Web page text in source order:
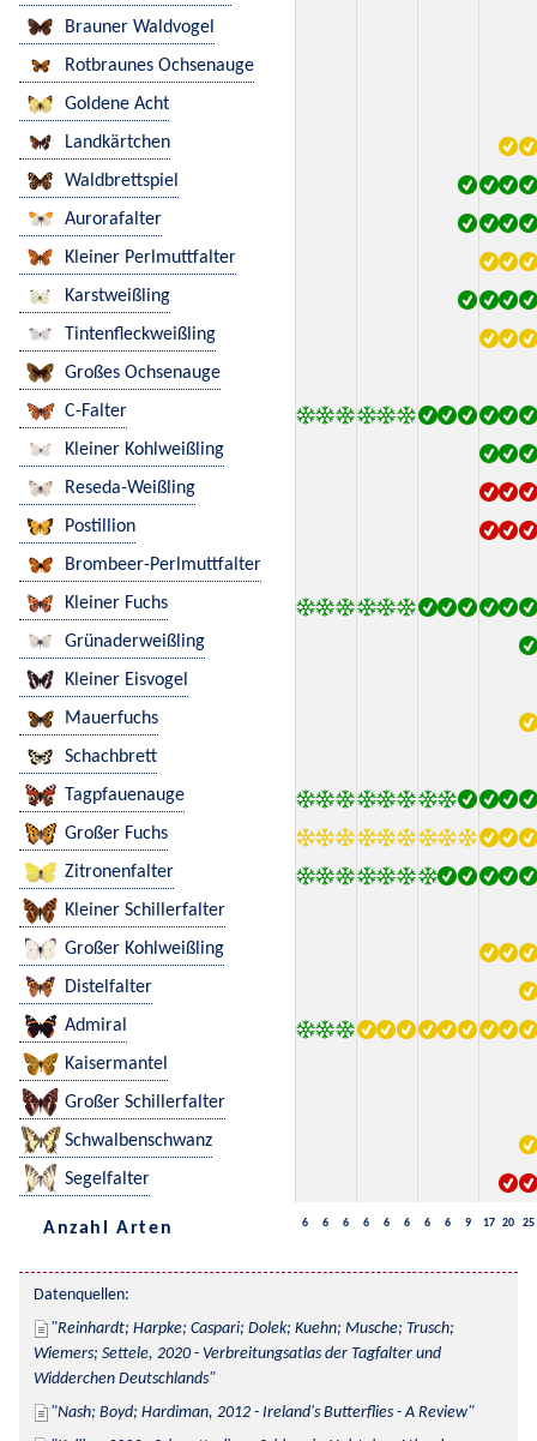
Brauner Waldvogel
Rotbraunes Ochsenauge
Goldene Acht
Landkärtchen
Waldbrettspiel
Aurorafalter
Kleiner Perlmuttfalter
Karstweißling
Tintenfleckweißling
Großes Ochsenauge
C-Falter
Kleiner Kohlweißling
Reseda-Weißling
Postillion
Brombeer-Perlmuttfalter
Kleiner Fuchs
Grünaderweißling
Kleiner Eisvogel
Mauerfuchs
Schachbrett
Tagpfauenauge
Großer Fuchs
Zitronenfalter
Kleiner Schillerfalter
Großer Kohlweißling
Distelfalter
Admiral
Kaisermantel
Großer Schillerfalter
Schwalbenschwanz
Segelfalter
Anzahl Arten 6 6 6 6 6 6 6 6 9 17 20 25
Datenquellen:
Reinhardt; Harpke; Caspari; Dolek; Kuehn; Musche; Trusch;
Wiemers; Settele, 2020 - Verbreitungsatlas der Tagfalter und
Widderchen Deutschlands
Nash; Boyd; Hardiman, 2012 - Ireland's Butterflies - A Review